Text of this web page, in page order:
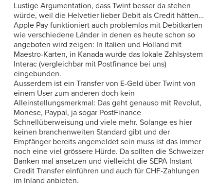
Lustige Argumentation, dass Twint besser da stehen
würde, weil die Helvetier lieber Debit als Credit hätten…
Apple Pay funktioniert auch problemlos mit Debitkarten
wie verschiedene Länder in denen es heute schon so
angeboten wird zeigen: In Italien und Holland mit
Maestro-Karten, in Kanada wurde das lokale Zahlsystem
Interac (vergleichbar mit Postfinance bei uns)
eingebunden.
Ausserdem ist ein Transfer von E-Geld über Twint von
einem User zum anderen doch kein
Alleinstellungsmerkmal: Das geht genauso mit Revolut,
Monese, Paypal, ja sogar PostFinance
Schnellüberweisung und viele mehr. Solange es hier
keinen branchenweiten Standard gibt und der
Empfänger bereits angemeldet sein muss ist das immer
noch eine viel grössere Hürde. Da sollten die Schweizer
Banken mal ansetzen und vielleicht die SEPA Instant
Credit Transfer einführen und auch für CHF-Zahlungen
im Inland anbieten.